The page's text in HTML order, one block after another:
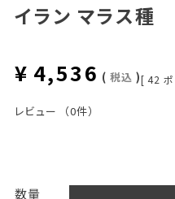
イラン マラス種
¥ 4,536 税込 [ 42
レビュー （0件）